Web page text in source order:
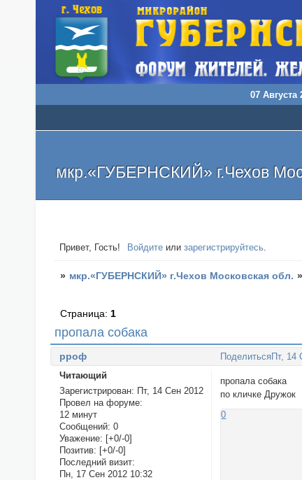
07 Августа
мкр.«ГУБЕРНСКИЙ» г.Чехов
Привет, Гость! Войдите илизарегистрируйтесь.
» мкр.«ГУБЕРНСКИЙ» г.Чехов Московская обл. »
пропала собака
Страница: 1
Поделиться Пт, 14
ppoф
Читающий
Зарегистрирован: Пт, 14 Сен 2012
Провел на форуме:
12 минут
Сообщений: 0
Уважение: [+0/-0]
Позитив: [+0/-0]
Последний визит:
Пн, 17 Сен 2012 10:32
пропала собака
по кличке Дружок
0